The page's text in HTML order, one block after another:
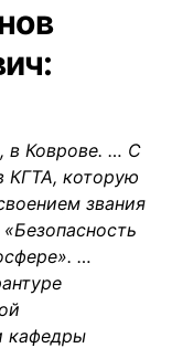
в Коврове. … С
КГТА, которую
звания
…
кафедры